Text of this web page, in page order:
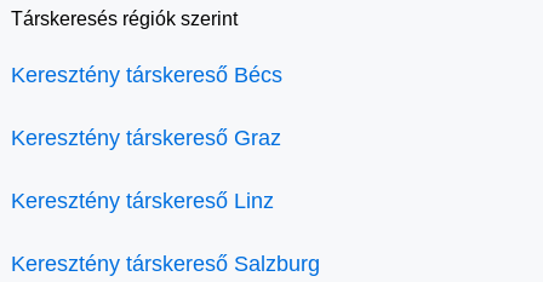
Társkeresés régiók szerint
Keresztény társkereső Bécs
Keresztény társkereső Graz
Keresztény társkereső Linz
Keresztény társkereső Salzburg